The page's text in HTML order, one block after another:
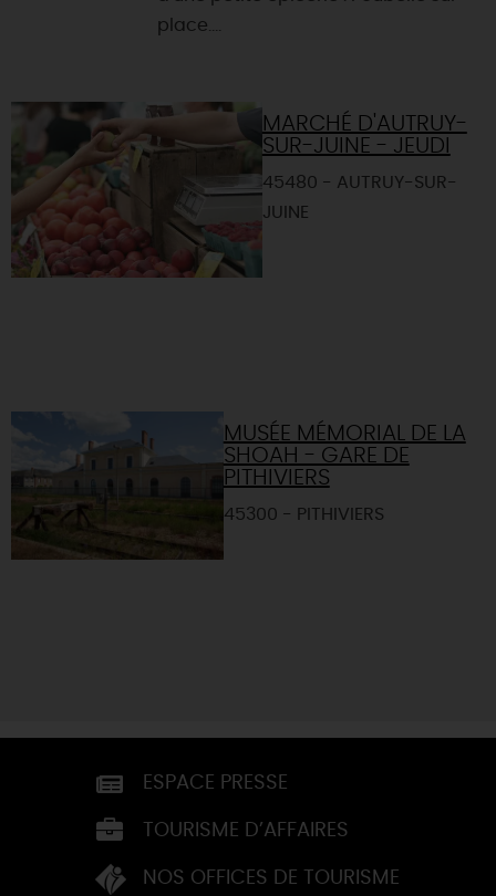
place....
MARCHÉ D'AUTRUY-
SUR-JUINE - JEUDI
45480 - AUTRUY-SUR-
JUINE
MUSÉE MÉMORIAL DE LA
SHOAH - GARE DE
PITHIVIERS
45300 - PITHIVIERS
ESPACE PRESSE
TOURISME D’AFFAIRES
NOS OFFICES DE TOURISME